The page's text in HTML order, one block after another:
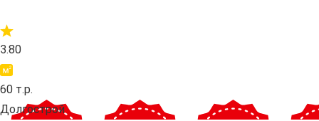
3.80
60 т.р.
Долгострой